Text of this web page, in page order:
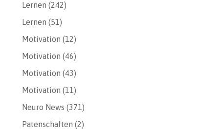
Lernen (242)
Lernen (51)
Motivation (12)
Motivation (46)
Motivation (43)
Motivation (11)
Neuro News (371)
Patenschaften (2)